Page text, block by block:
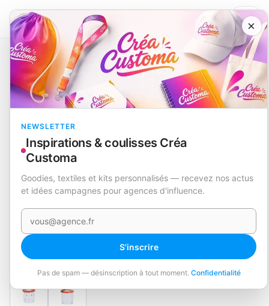
×
NEWSLETTER
Inspirations & coulisses Créa
Customa
Goodies, textiles et kits personnalisés — recevez nos actus
et idées campagnes pour agences d'influence.
Votre e-mail
S'inscrire
Pas de spam — désinscription à tout moment. Confidentialité
Catalogue Animaux & jardin Pot avec Loupe Bronly 3/6X
EN STOCK